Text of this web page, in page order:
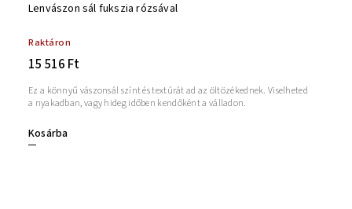
Lenvászon sál fukszia rózsával
Raktáron
15 516 Ft
Kosárba
Ez a könnyű vászonsál színt és textúrát ad az öltözékednek. Viselheted
a nyakadban, vagy hideg időben kendőként a válladon.